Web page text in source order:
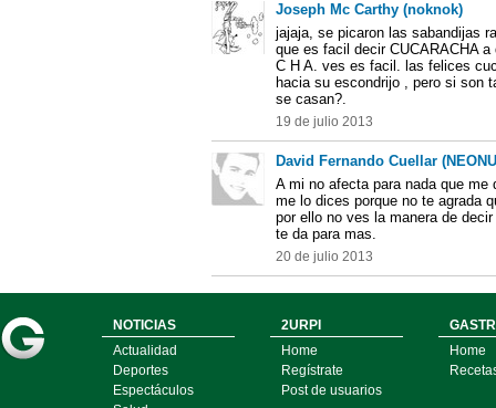
Joseph Mc Carthy (noknok)
jajaja, se picaron las sabandijas
que es facil decir CUCARACHA
C H A. ves es facil. las felices
hacia su escondrijo , pero si son
se casan?.
19 de julio 2013
David Fernando Cuellar
A mi no afecta para nada que
me lo dices porque no te agrada
por ello no ves la manera de
te da para mas.
20 de julio 2013
NOTICIAS
Actualidad
Deportes
Espectáculos
2URPI
Home
Regístrate
Post de usuarios
Home